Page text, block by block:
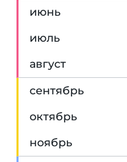
июнь
июль
август
сентябрь
октябрь
ноябрь